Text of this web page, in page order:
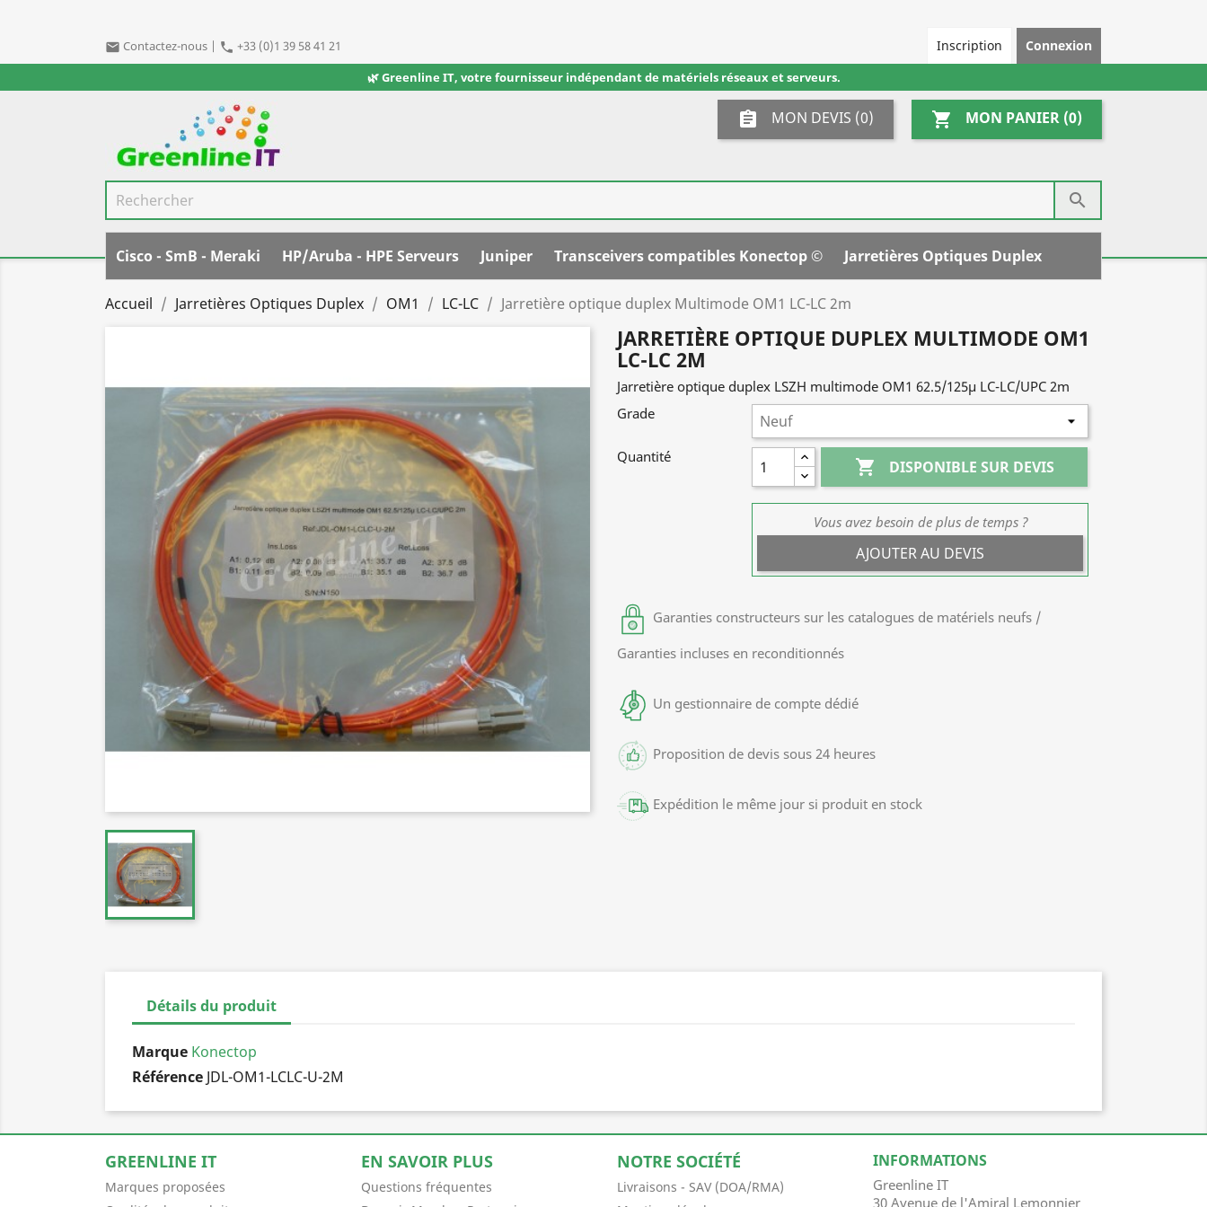
email Contactez-nous | phone +33 (0)1 39 58 41 21 Inscription Connexion
🌿 Greenline IT, votre fournisseur indépendant de matériels réseaux et serveurs.
shopping_cart MON PANIER (0)
assignment MON DEVIS (0)

Cisco - SmB - Meraki HP/Aruba - HPE Serveurs Juniper Transceivers compatibles Konectop © Jarretières Optiques Duplex
Accueil Jarretières Optiques Duplex OM1 LC-LC Jarretière optique duplex Multimode OM1 LC-LC 2m
JARRETIÈRE OPTIQUE DUPLEX MULTIMODE OM1
LC-LC 2M
Jarretière optique duplex LSZH multimode OM1 62.5/125µ LC-LC/UPC 2m
Grade
Quantité  DISPONIBLE SUR DEVIS
Vous avez besoin de plus de temps ?
AJOUTER AU DEVIS
Garanties constructeurs sur les catalogues de matériels neufs /
Garanties incluses en reconditionnés
Un gestionnaire de compte dédié
Proposition de devis sous 24 heures
Expédition le même jour si produit en stock
Détails du produit
Marque Konectop
Référence JDL-OM1-LCLC-U-2M
GREENLINE IT
Marques proposées
EN SAVOIR PLUS
Questions fréquentes
NOTRE SOCIÉTÉ
Livraisons - SAV (DOA/RMA)
INFORMATIONS
Greenline IT
30 Avenue de l'Amiral Lemonnier